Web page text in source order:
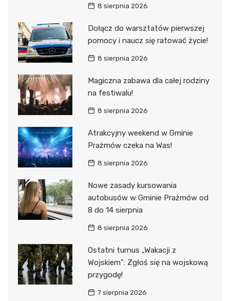
8 sierpnia 2026
Dołącz do warsztatów pierwszej
pomocy i naucz się ratować życie!
8 sierpnia 2026
Magiczna zabawa dla całej rodziny
na festiwalu!
8 sierpnia 2026
Atrakcyjny weekend w Gminie
Prażmów czeka na Was!
8 sierpnia 2026
Nowe zasady kursowania
autobusów w Gminie Prażmów od
8 do 14 sierpnia
8 sierpnia 2026
Ostatni turnus „Wakacji z
Wojskiem”: Zgłoś się na wojskową
przygodę!
7 sierpnia 2026